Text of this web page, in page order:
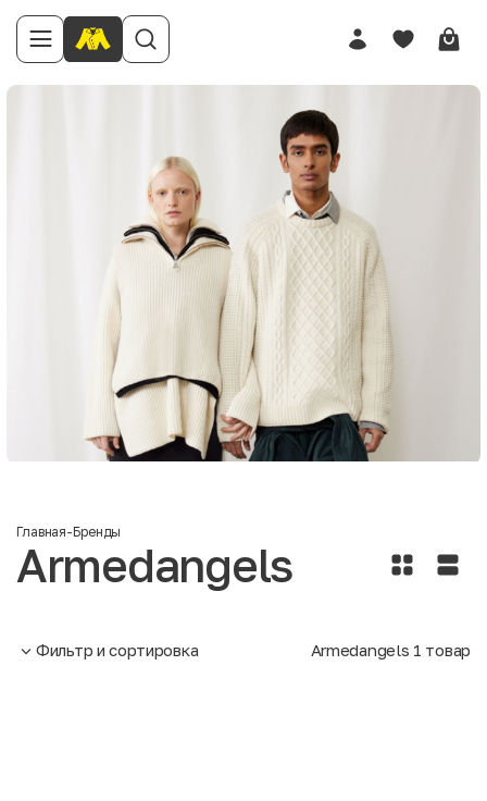
Главная-Бренды
Armedangels
Фильтр и сортировка Armedangels 1 товар